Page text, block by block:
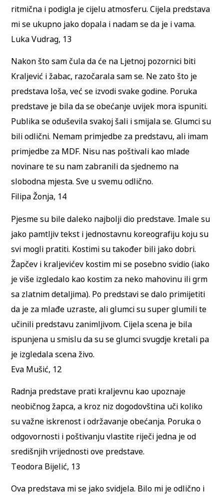
ritmična i podigla je cijelu atmosferu. Cijela predstava
mi se ukupno jako dopala i nadam se da je i vama.
Luka Vudrag, 13
Nakon što sam čula da će na Ljetnoj pozornici biti
Kraljević i žabac, razočarala sam se. Ne zato što je
predstava loša, već se izvodi svake godine. Poruka
predstave je bila da se obećanje uvijek mora ispuniti.
Publika se oduševila svakoj šali i smijala se. Glumci su
bili odlični. Nemam primjedbe za predstavu, ali imam
primjedbe za MDF. Nisu nas poštivali kao mlade
novinare te su nam zabranili da sjednemo na
slobodna mjesta. Sve u svemu odlično.
Filipa Žonja, 14
Pjesme su bile daleko najbolji dio predstave. Imale su
jako pamtljiv tekst i jednostavnu koreografiju koju su
svi mogli pratiti. Kostimi su također bili jako dobri.
Žapčev i kraljevićev kostim mi se posebno svidio (iako
je više izgledalo kao kostim za neko mahovinu ili grm
sa zlatnim detaljima). Po predstavi se dalo primijetiti
da je za mlađe uzraste, ali glumci su super glumili te
učinili predstavu zanimljivom. Cijela scena je bila
ispunjena u smislu da su se glumci svugdje kretali pa
je izgledala scena živo.
Eva Mušić, 12
Radnja predstave prati kraljevnu kao upoznaje
neobičnog žapca, a kroz niz dogodovština uči koliko
su važne iskrenost i održavanje obećanja. Poruka o
odgovornosti i poštivanju vlastite riječi jedna je od
središnjih vrijednosti ove predstave.
Teodora Bijelić, 13
Ova predstava mi se jako svidjela. Bilo mi je odlično i